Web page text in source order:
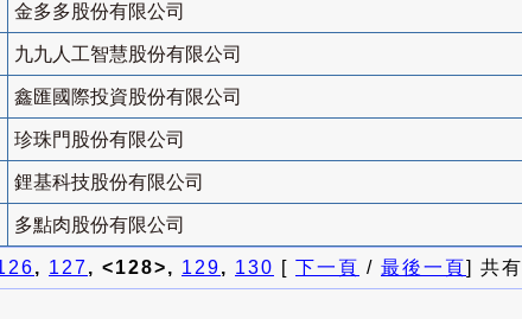
金多多股份有限公司
九九人工智慧股份有限公司
鑫匯國際投資股份有限公司
珍珠門股份有限公司
鋰基科技股份有限公司
多點肉股份有限公司
, 127, <128>, 129, 130 [ 下一頁 / 最後一頁] 共有